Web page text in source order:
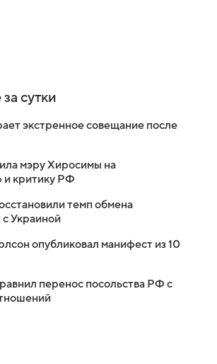
сутки
экстренное совещание после
мэру Хиросимы на
и критику РФ
темп обмена
Украиной
опубликовал манифест из 10
перенос посольства РФ с